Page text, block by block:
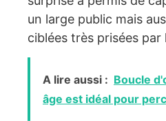
un large public mais
ciblées très prisées par
A lire aussi : Boucle
âge est idéal pour